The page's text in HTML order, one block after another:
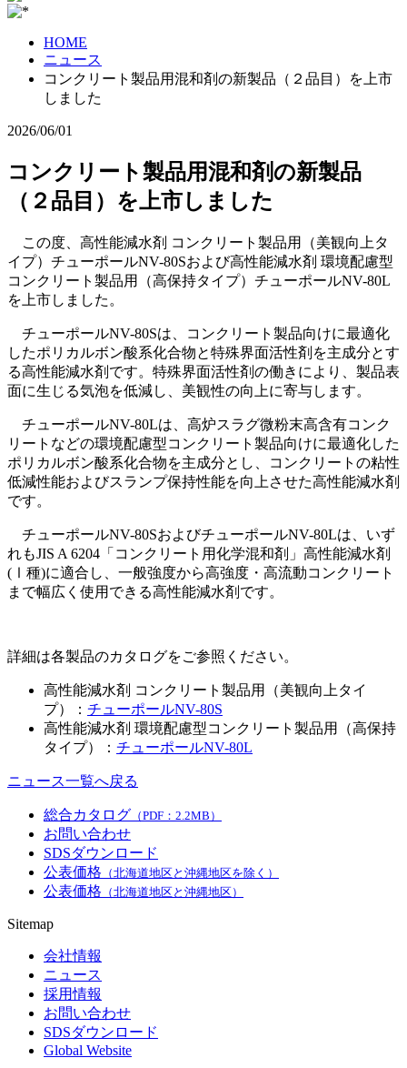
HOME
ニュース
コンクリート製品用混和剤の新製品（２品目）を上市
しました
2026/06/01
コンクリート製品用混和剤の新製品
（２品目）を上市しました
この度、高性能減水剤 コンクリート製品用（美観向上タ
イプ）チューポールNV-80Sおよび高性能減水剤 環境配慮型
コンクリート製品用（高保持タイプ）チューポールNV-80L
を上市しました。
チューポールNV-80Sは、コンクリート製品向けに最適化
したポリカルボン酸系化合物と特殊界面活性剤を主成分とす
る高性能減水剤です。特殊界面活性剤の働きにより、製品表
面に生じる気泡を低減し、美観性の向上に寄与します。
チューポールNV-80Lは、高炉スラグ微粉末高含有コンク
リートなどの環境配慮型コンクリート製品向けに最適化した
ポリカルボン酸系化合物を主成分とし、コンクリートの粘性
低減性能およびスランプ保持性能を向上させた高性能減水剤
です。
チューポールNV-80SおよびチューポールNV-80Lは、いず
れもJIS A 6204「コンクリート用化学混和剤」高性能減水剤
(Ⅰ種)に適合し、一般強度から高強度・高流動コンクリート
まで幅広く使用できる高性能減水剤です。
詳細は各製品のカタログをご参照ください。
高性能減水剤 コンクリート製品用（美観向上タイ
プ）： チューポールNV-80S
高性能減水剤 環境配慮型コンクリート製品用（高保持
タイプ）： チューポールNV-80L
ニュース一覧へ戻る
総合カタログ （PDF：2.2MB）
お問い合わせ
SDSダウンロード
公表価格 （北海道地区と沖縄地区を除く）
公表価格 （北海道地区と沖縄地区）
Sitemap
会社情報
ニュース
採用情報
お問い合わせ
SDSダウンロード
Global Website